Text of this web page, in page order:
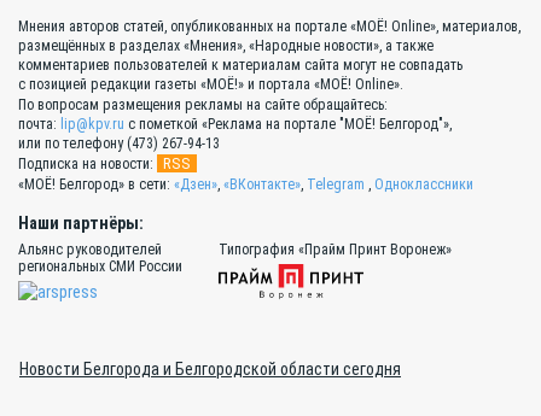
Мнения авторов статей, опубликованных на портале «МОЁ! Online», материалов,
размещённых в разделах «Мнения», «Народные новости», а также
комментариев пользователей к материалам сайта могут не совпадать
с позицией редакции газеты «МОЁ!» и портала «МОЁ! Online».
По вопросам размещения рекламы на сайте обращайтесь:
почта: lip@kpv.ru с пометкой «Реклама на портале "МОЁ! Белгород"»,
или по телефону (473) 267-94-13
Подписка на новости:
RSS
«МОЁ! Белгород» в сети: «Дзен», «ВКонтакте», Telegram , Одноклассники
Наши партнёры:
Альянс руководителей
региональных СМИ России
Типография «Прайм Принт Воронеж»
Новости Белгорода и Белгородской области сегодня